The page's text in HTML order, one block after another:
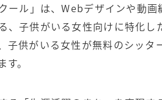
ール」は、Webデザインや動
、子供がいる女性向けに特化
子供がいる女性が無料のシッ
。